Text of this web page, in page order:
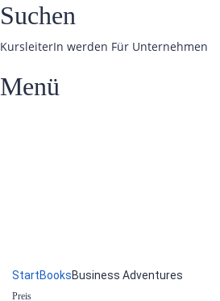
Suchen
KursleiterIn werden Für Unternehmen
Menü
StartBooksBusiness Adventures
Preis